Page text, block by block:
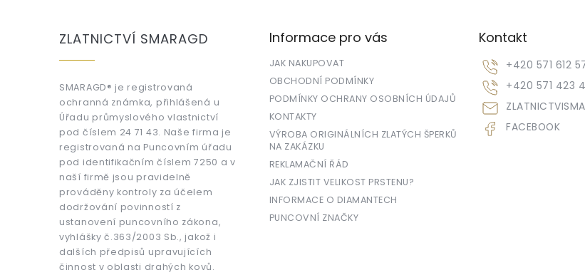
ZLATNICTVÍ SMARAGD
SMARAGD® je registrovaná
ochranná známka, přihlášená u
Úřadu průmyslového vlastnictví
pod číslem 24 71 43. Naše firma je
registrovaná na Puncovním úřadu
pod identifikačním číslem 7250 a v
naší firmě jsou pravidelně
prováděny kontroly za účelem
dodržování povinností z
ustanovení puncovního zákona,
vyhlášky č.363/2003 Sb., jakož i
dalších předpisů upravujících
činnost v oblasti drahých kovů.
Informace pro vás
JAK NAKUPOVAT
OBCHODNÍ PODMÍNKY
PODMÍNKY OCHRANY OSOBNÍCH ÚDAJŮ
KONTAKTY
VÝROBA ORIGINÁLNÍCH ZLATÝCH ŠPERKŮ
NA ZAKÁZKU
REKLAMAČNÍ ŘÁD
JAK ZJISTIT VELIKOST PRSTENU?
INFORMACE O DIAMANTECH
PUNCOVNÍ ZNAČKY
Kontakt
+420 571 612
+420 571 423
FACEBOOK